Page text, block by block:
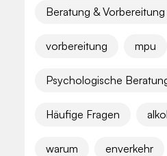
Beratung & Vorbereitung
vorbereitung mpu
Psychologische
Häufige Fragen
warum enverkehr